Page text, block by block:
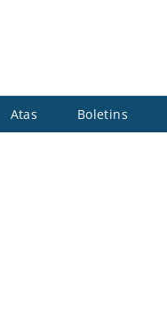
Atas Boletins